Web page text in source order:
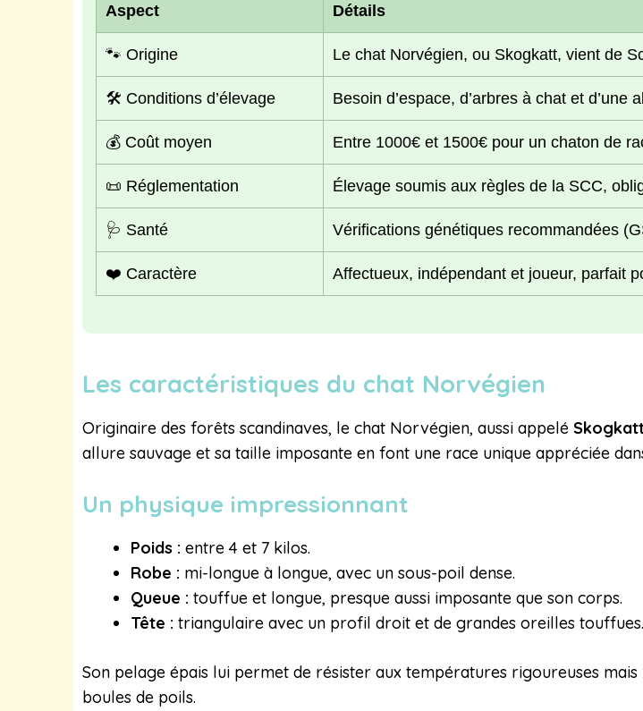
Aspect Détails
🐾 Origine Le chat Norvégien, ou Skogkatt, vient de
🛠️ Conditions d’élevage Besoin d’espace, d’arbres à chat et
💰 Coût moyen Entre 1000€ et 1500€ pour un chaton de
📜 Réglementation Élevage soumis aux règles de la SCC,
🩺 Santé Vérifications génétiques recommandées
❤️ Caractère Affectueux, indépendant et joueur, parfait
Les caractéristiques du chat Norvégien
Originaire des forêts scandinaves, le chat Norvégien, aussi appelé
allure sauvage et sa taille imposante en font une race unique appréciée
Un physique impressionnant
Poids : entre 4 et 7 kilos.
Robe : mi-longue à longue, avec un sous-poil dense.
Queue : touffue et longue, presque aussi imposante que son corps.
Tête : triangulaire avec un profil droit et de grandes oreilles touffues.
Son pelage épais lui permet de résister aux températures rigoureuses
boules de poils.